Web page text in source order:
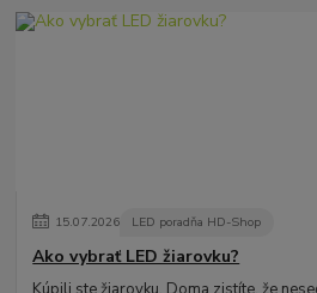
15.07.2026 LED poradňa HD-Shop
Ako vybrať LED žiarovku?